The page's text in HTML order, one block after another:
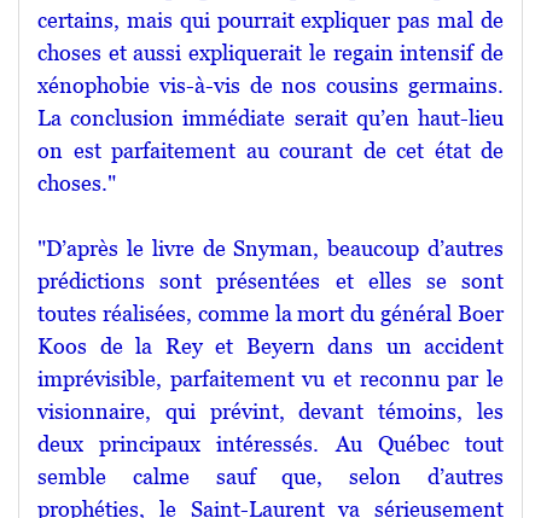
certains, mais qui pourrait expliquer pas mal de
choses et aussi expliquerait le regain intensif de
xénophobie vis-à-vis de nos cousins germains.
La conclusion immédiate serait qu’en haut-lieu
on est parfaitement au courant de cet état de
choses."
"D’après le livre de Snyman, beaucoup d’autres
prédictions sont présentées et elles se sont
toutes réalisées, comme la mort du général Boer
Koos de la Rey et Beyern dans un accident
imprévisible, parfaitement vu et reconnu par le
visionnaire, qui prévint, devant témoins, les
deux principaux intéressés. Au Québec tout
semble calme sauf que, selon d’autres
prophéties, le Saint-Laurent va sérieusement